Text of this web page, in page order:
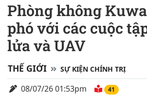
Phòng không Kuwait ứng
phó với các cuộc
lửa và UAV
THẾ GIỚI SỰ KIỆN CHÍNH TRỊ
08/07/26 01:53pm
41